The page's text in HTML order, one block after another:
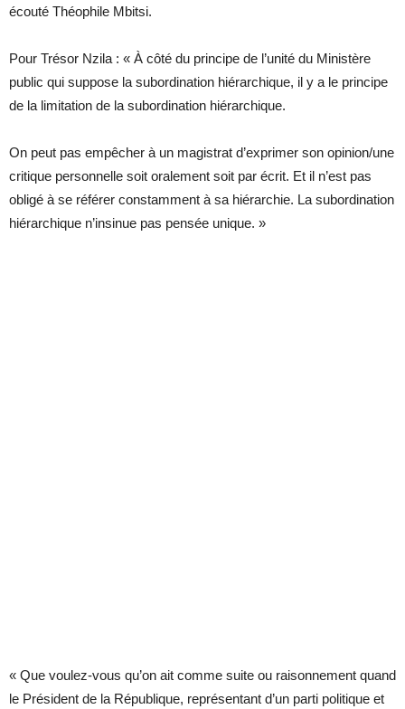
écouté Théophile Mbitsi.
Pour Trésor Nzila : « À côté du principe de l’unité du Ministère
public qui suppose la subordination hiérarchique, il y a le principe
de la limitation de la subordination hiérarchique.
On peut pas empêcher à un magistrat d’exprimer son opinion/une
critique personnelle soit oralement soit par écrit. Et il n’est pas
obligé à se référer constamment à sa hiérarchie. La subordination
hiérarchique n’insinue pas pensée unique. »
« Que voulez-vous qu’on ait comme suite ou raisonnement quand
le Président de la République, représentant d’un parti politique et